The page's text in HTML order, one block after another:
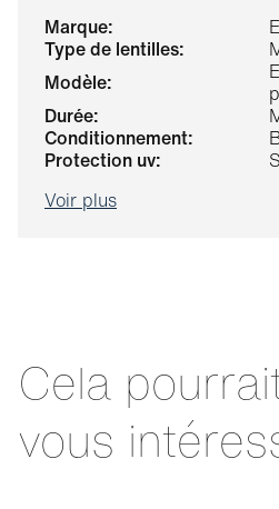
marque:
type de lentilles:
modèle:
durée:
conditionnement:
protection uv:
Voir plus
Cela
vous